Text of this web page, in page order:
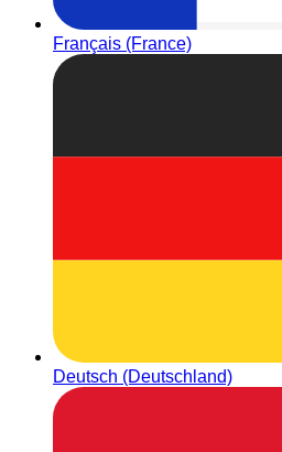
Français (France)
Deutsch (Deutschland)